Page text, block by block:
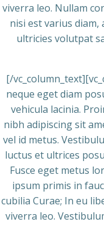
viverra leo. Nullam
nisi est varius diam,
ultricies volutpat
[/
neque eget diam
vehicula lacinia.
nibh adipiscing sit
vel id metus.
luctus et ultrices
Fusce eget metus
ipsum primis in
cubilia Curae; In eu
viverra leo.